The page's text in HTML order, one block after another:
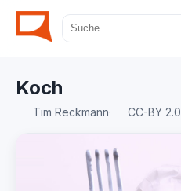
Koch
Tim Reckmann· CC-BY 2.0